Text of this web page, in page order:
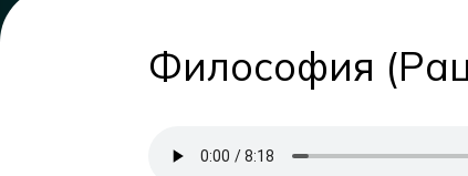
Философия